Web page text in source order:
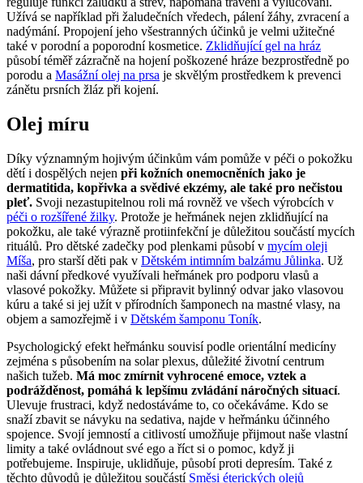
Užívá se například při žaludečních vředech, pálení žáhy, zvracení a
nadýmání. Propojení jeho všestranných účinků je velmi užitečné
také v porodní a poporodní kosmetice. Zklidňující gel na hráz
působí téměř zázračně na hojení poškozené hráze bezprostředně po
porodu a Masážní olej na prsa je skvělým prostředkem k prevenci
zánětu prsních žláz při kojení.
Olej míru
Díky významným hojivým účinkům vám pomůže v péči o pokožku
dětí i dospělých nejen při kožních onemocněních jako je
dermatitida, kopřivka a svědivé ekzémy, ale také pro nečistou
pleť. Svoji nezastupitelnou roli má rovněž ve všech výrobcích v
péči o rozšířené žilky. Protože je heřmánek nejen zklidňující na
pokožku, ale také výrazně protiinfekční je důležitou součástí mycích
rituálů. Pro dětské zadečky pod plenkami působí v mycím oleji
Míša, pro starší děti pak v Dětském intimním balzámu Jůlinka. Už
naši dávní předkové využívali heřmánek pro podporu vlasů a
vlasové pokožky. Můžete si připravit bylinný odvar jako vlasovou
kúru a také si jej užít v přírodních šamponech na mastné vlasy, na
objem a samozřejmě i v Dětském šamponu Toník.
Psychologický efekt heřmánku souvisí podle orientální medicíny
zejména s působením na solar plexus, důležité životní centrum
našich tužeb. Má moc zmírnit vyhrocené emoce, vztek a
podrážděnost, pomáhá k lepšímu zvládání náročných situací.
Ulevuje frustraci, když nedostáváme to, co očekáváme. Kdo se
snaží zbavit se návyku na sedativa, najde v heřmánku účinného
spojence. Svojí jemností a citlivostí umožňuje přijmout naše vlastní
limity a také ovládnout své ego a říct si o pomoc, když ji
potřebujeme. Inspiruje, uklidňuje, působí proti depresím. Také z
těchto důvodů je důležitou součástí Směsi éterických olejů